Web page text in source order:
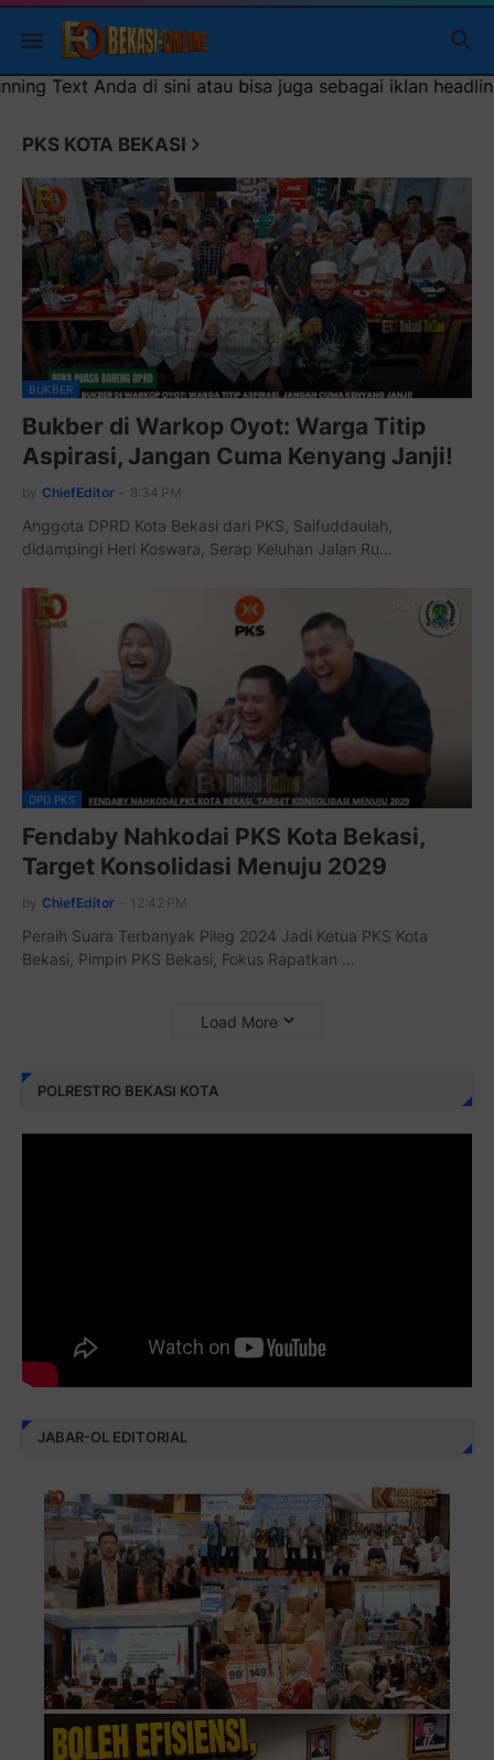
sebagai iklan headliner di atas (600x100)px
PKS KOTA BEKASI
BUKBER
Bukber di Warkop Oyot: Warga Titip
Aspirasi, Jangan Cuma Kenyang Janji!
by ChiefEditor 8:34 PM
Anggota DPRD Kota Bekasi dari PKS, Saifuddaulah,
didampingi Heri Koswara, Serap Keluhan Jalan Ru…
DPD PKS
Fendaby Nahkodai PKS Kota Bekasi,
Target Konsolidasi Menuju 2029
by ChiefEditor 12:42 PM
Peraih Suara Terbanyak Pileg 2024 Jadi Ketua PKS Kota
Bekasi, Pimpin PKS Bekasi, Fokus Rapatkan …
Load More
POLRESTRO BEKASI KOTA
JABAR-OL EDITORIAL